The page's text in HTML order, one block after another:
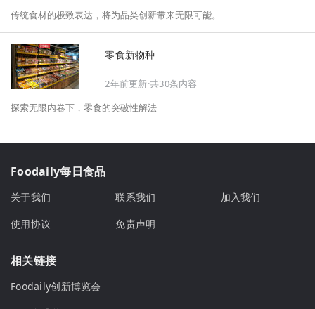
传统食材的极致表达，将为品类创新带来无限可能。
零食新物种
2年前更新·共30条内容
探索无限内卷下，零食的突破性解法
Foodaily每日食品
关于我们 联系我们
加入我们
使用协议
免责声明
相关链接
Foodaily创新博览会